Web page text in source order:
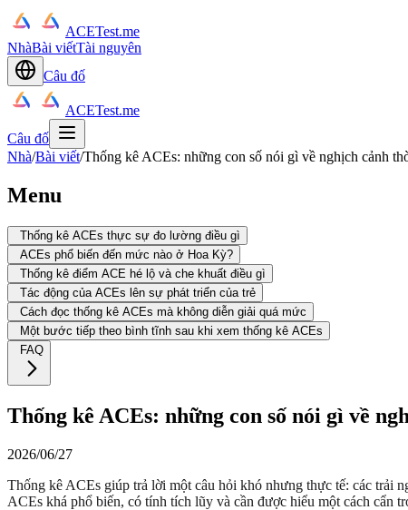
ACETest.me
NhàBài viếtTài nguyên
Câu đố
ACETest.me
Câu đố
Nhà/Bài viết/Thống kê ACEs: những con số nói gì về nghịch cảnh
Menu
Thống kê ACEs thực sự đo lường điều gì
ACEs phổ biến đến mức nào ở Hoa Kỳ?
Thống kê điểm ACE hé lộ và che khuất điều gì
Tác động của ACEs lên sự phát triển của trẻ
Cách đọc thống kê ACEs mà không diễn giải quá mức
Một bước tiếp theo bình tĩnh sau khi xem thống kê ACEs
FAQ
Thống kê ACEs: những con số nói gì về
2026/06/27
Thống kê ACEs giúp trả lời một câu hỏi khó nhưng thực tế: các trải
ACEs khá phổ biến, có tính tích lũy và cần được hiểu một cách cẩn